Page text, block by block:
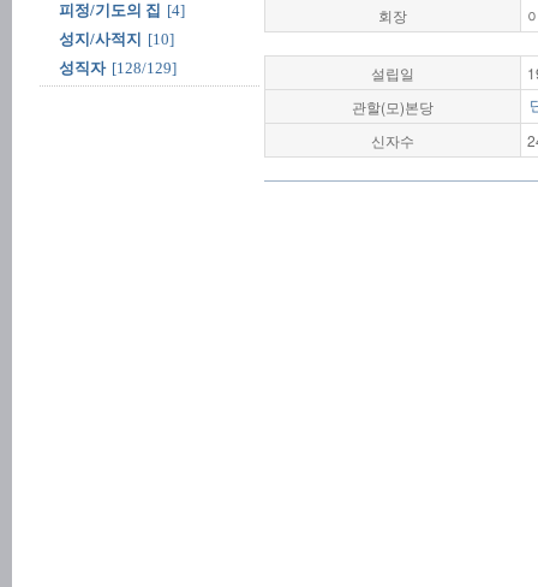
피정/기도의 집 [4]
성지/사적지
[10]
성직자 [128/129]
회장
설립일
관할(모)본당
신자수